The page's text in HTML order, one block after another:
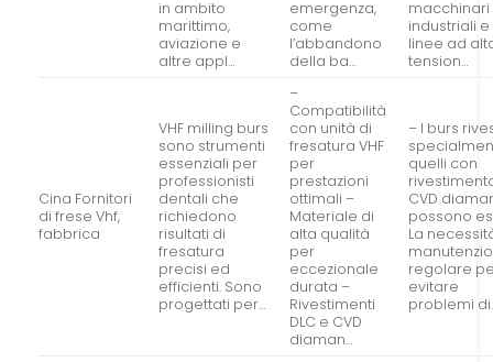
in ambito
marittimo,
aviazione e
altre appl…
emergenza,
come
l’abbandono
della ba…
macchinari
industriali e
linee ad
tension…
Cina Fornitori
di frese Vhf,
fabbrica
VHF milling burs
sono strumenti
essenziali per
professionisti
dentali che
richiedono
risultati di
fresatura
precisi ed
efficienti. Sono
progettati per…
–
Compatibilità
con unità di
fresatura VHF
per
prestazioni
ottimali –
Materiale di
alta qualità
per
eccezionale
durata –
Rivestimenti
DLC e CVD
diaman…
– I burs
quelli con
CVD
possono
La
regolare
evitare
problemi